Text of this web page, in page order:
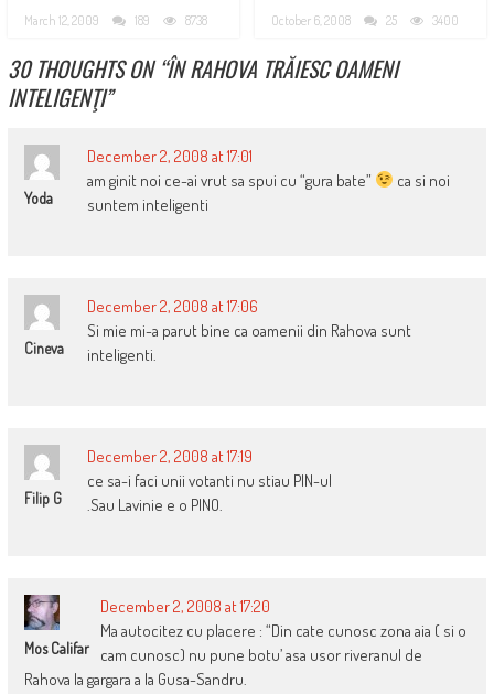
March 12, 2009 189 8738 October 6, 2008 25 3400
30 THOUGHTS ON “ÎN RAHOVA TRĂIESC OAMENI
INTELIGENŢI”
Yoda
December 2, 2008 at 17:01
am ginit noi ce-ai vrut sa spui cu “gura bate”
ca si noi
suntem inteligenti
Cineva
December 2, 2008 at 17:06
Si mie mi-a parut bine ca oamenii din Rahova sunt
inteligenti.
Filip G
December 2, 2008 at 17:19
ce sa-i faci unii votanti nu stiau PIN-ul
.Sau Lavinie e o PINO.
Mos Califar
December 2, 2008 at 17:20
Ma autocitez cu placere : “Din cate cunosc zona aia ( si o
cam cunosc) nu pune botu’ asa usor riveranul de
Rahova la gargara a la Gusa-Sandru.